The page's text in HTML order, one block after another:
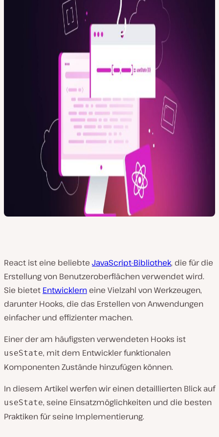
React ist eine beliebte JavaScript-Bibliothek, die für die
Erstellung von Benutzeroberflächen verwendet wird.
Sie bietet Entwicklern eine Vielzahl von Werkzeugen,
darunter Hooks, die das Erstellen von Anwendungen
einfacher und effizienter machen.
Einer der am häufigsten verwendeten Hooks ist
useState, mit dem Entwickler funktionalen
Komponenten Zustände hinzufügen können.
In diesem Artikel werfen wir einen detaillierten Blick auf
useState, seine Einsatzmöglichkeiten und die besten
Praktiken für seine Implementierung.